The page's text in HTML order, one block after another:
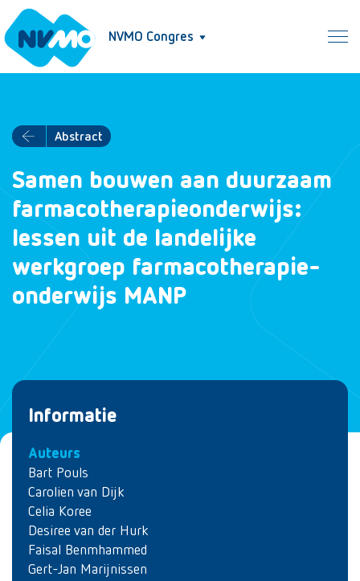
NVMO Congres
Abstract
Samen bouwen aan duurzaam
farmacotherapieonderwijs:
lessen uit de landelijke
werkgroep farmacotherapie-
onderwijs MANP
Informatie
Auteurs
Bart Pouls
Carolien van Dijk
Celia Koree
Desiree van der Hurk
Faisal Benmhammed
Gert-Jan Marijnissen